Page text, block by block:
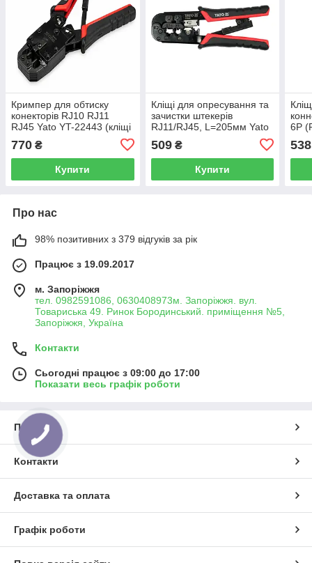
Кримпер для обтиску
конекторів RJ10 RJ11
RJ45 Yato YT-22443 (кліщі
для інтернет-кабелю 205
мм)
770 ₴
Купити
Кліщі для опресування та
зачистки штекерів
RJ11/RJ45, L=205мм Yato
509₴
Купити
6P
538
Про нас
98% позитивних з 379 відгуків за рік
Працює з 19.09.2017
м. Запоріжжя
тел. 0982591086, 0630408973м. Запоріжжя. вул.
Товариська 49. Ринок Бородинський. приміщення №5,
Запоріжжя, Україна
Контакти
Сьогодні працює з 09:00 до 17:00
Показати весь графік роботи
Про нас
Контакти
Доставка та оплата
Графік роботи